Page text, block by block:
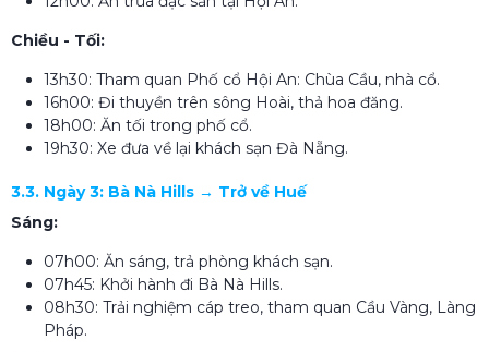
Chiều - Tối:
13h30: Tham quan Phố cổ Hội An: Chùa Cầu, nhà cổ.
16h00: Đi thuyền trên sông Hoài, thả hoa đăng.
18h00: Ăn tối trong phố cổ.
19h30: Xe đưa về lại khách sạn Đà Nẵng.
3.3. Ngày 3: Bà Nà Hills → Trở về Huế
Sáng:
07h00: Ăn sáng, trả phòng khách sạn.
07h45: Khởi hành đi Bà Nà Hills.
08h30: Trải nghiệm cáp treo, tham quan Cầu Vàng, Làng
Pháp.